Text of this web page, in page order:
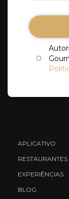
APLICATIVO
RESTAURANTES
EXPERIÊNCIAS
BLOG